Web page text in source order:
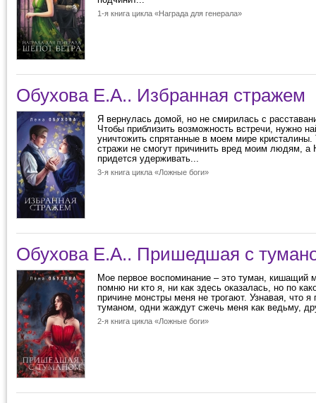
1-я книга цикла «Награда для генерала»
Обухова Е.А.. Избранная стражем
Я вернулась домой, но не смирилась с
Чтобы приблизить возможность встречи, нужно
уничтожить спрятанные в моем мире кристалины.
стражи не смогут причинить вред моим людям, а
придется удерживать...
3-я книга цикла «Ложные боги»
Обухова Е.А.. Пришедшая с
Мое первое воспоминание – это туман, кишащий
помню ни кто я, ни как здесь оказалась, но по
причине монстры меня не трогают. Узнавая, что я
туманом, одни жаждут сжечь меня как ведьму,
2-я книга цикла «Ложные боги»